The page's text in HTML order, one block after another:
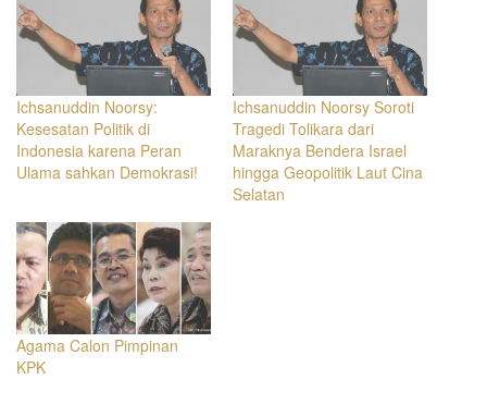
Ichsanuddin Noorsy:
Kesesatan Politik di
Indonesia karena Peran
Ulama sahkan Demokrasi!
Ichsanuddin Noorsy Soroti
Tragedi Tolikara dari
Maraknya Bendera Israel
hingga Geopolitik Laut Cina
Selatan
Agama Calon Pimpinan
KPK